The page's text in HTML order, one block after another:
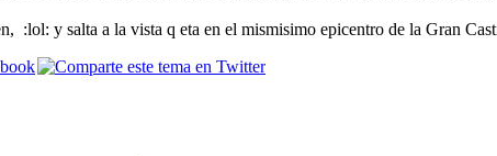
:lol: y salta a la vista q eta en el mismisimo epicentro de la Gran